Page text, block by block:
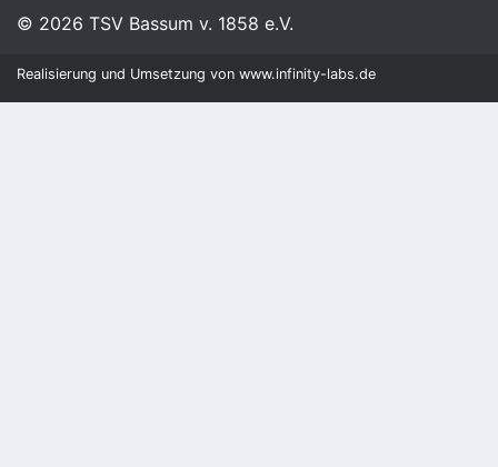
© 2026 TSV Bassum v. 1858 e.V.
Realisierung und Umsetzung von www.infinity-labs.de